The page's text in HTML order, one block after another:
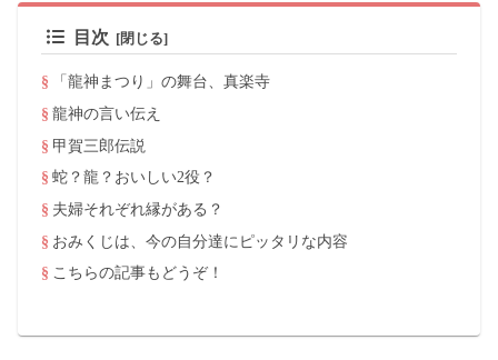
目次
「龍神まつり」の舞台、真楽寺
龍神の言い伝え
甲賀三郎伝説
蛇？龍？おいしい2役？
夫婦それぞれ縁がある？
おみくじは、今の自分達にピッタリな内容
こちらの記事もどうぞ！